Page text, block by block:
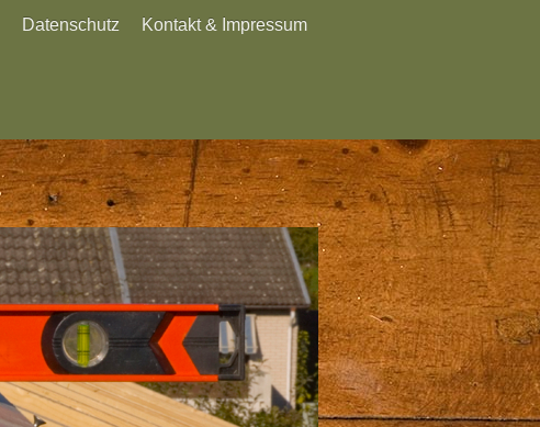
Datenschutz Kontakt & Impressum